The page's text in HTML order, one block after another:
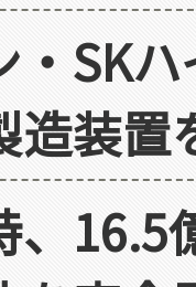
・SK
造装置
、16.5